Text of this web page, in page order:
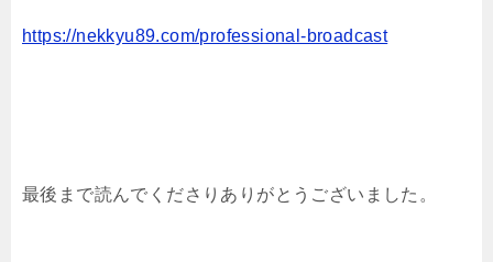
https://nekkyu89.com/professional-broadcast
最後まで読んでくださりありがとうございました。